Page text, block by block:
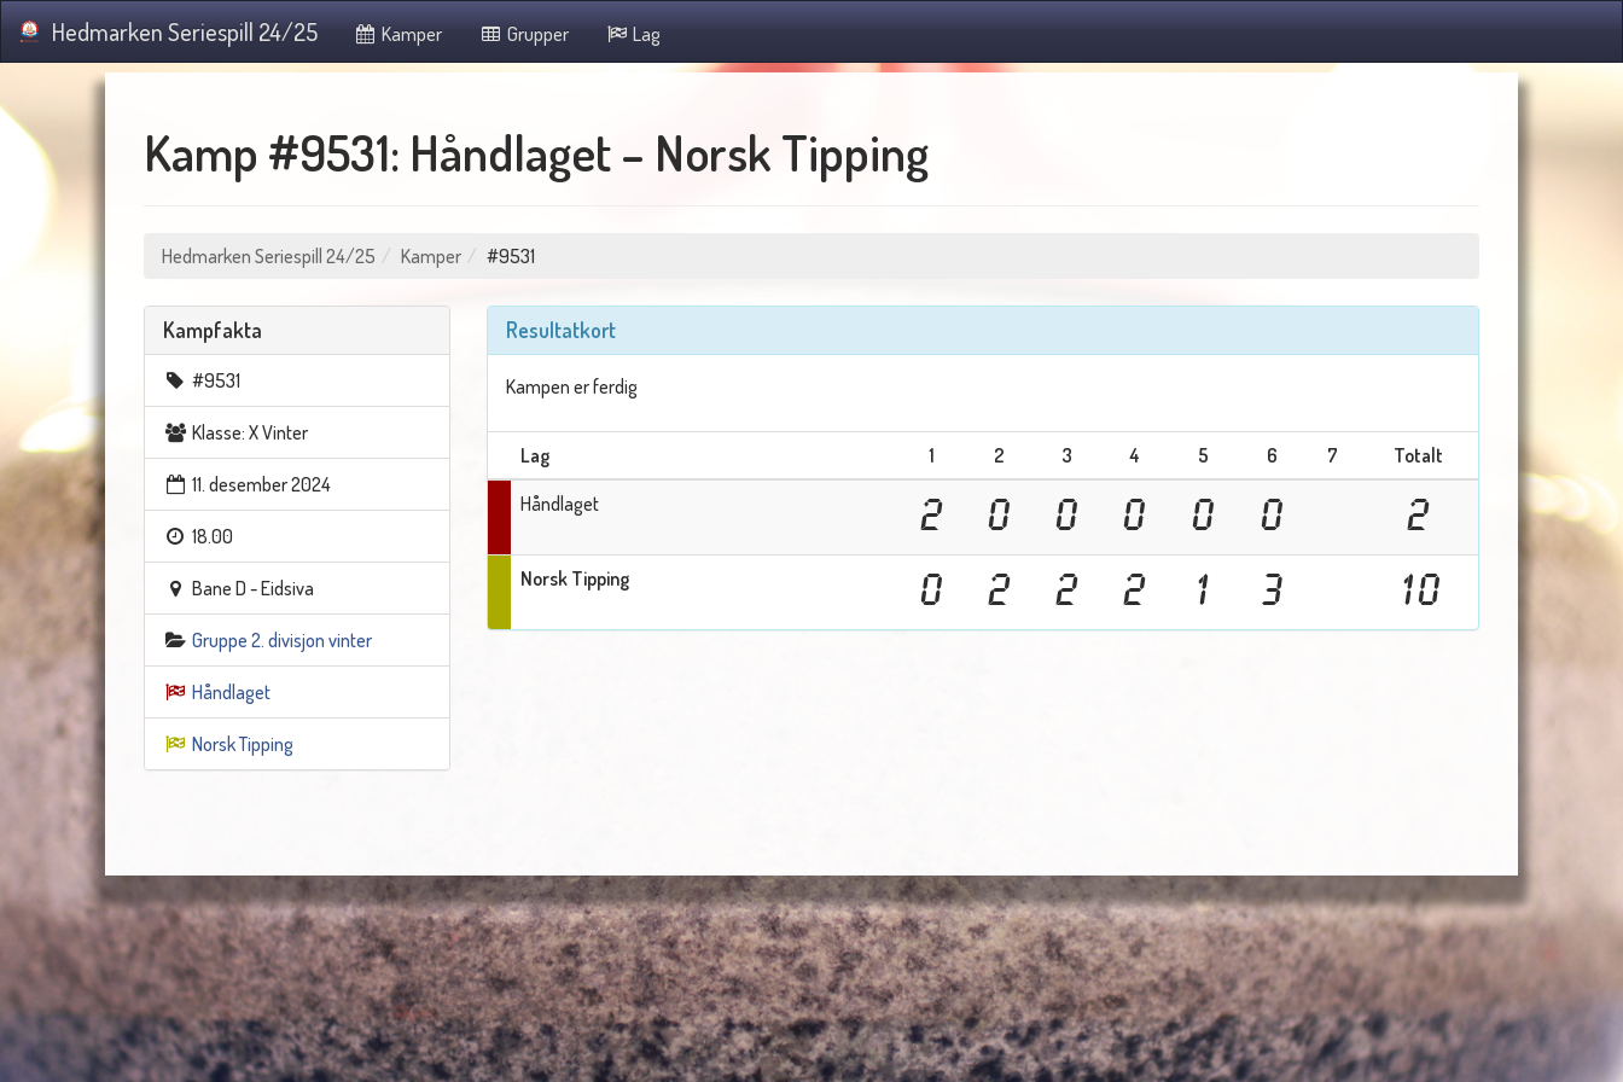
Hedmarken Seriespill 24/25 Kamper Grupper Lag
Kamp #9531: Håndlaget – Norsk Tipping
Hedmarken Seriespill 24/25 Kamper #9531
Kampfakta
#9531
Klasse: X Vinter
11. desember 2024
18.00
Bane D - Eidsiva
Gruppe 2. divisjon vinter
Håndlaget
Norsk Tipping
Resultatkort
Kampen er ferdig
Lag 1 2 3 4 5 6 7
Totalt
Håndlaget
2 0 0 0 0 0 2
Norsk Tipping 0 2 2 2 1 3 10